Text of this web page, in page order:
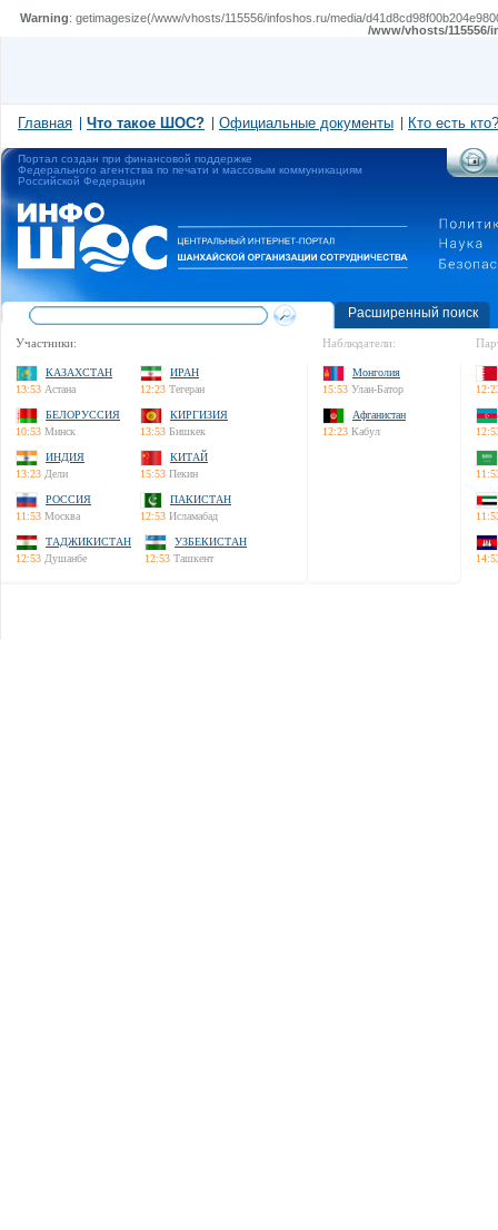
Warning: getimagesize(/www/vhosts/115556/infoshos.ru/media/
/www/vhosts/
Главная Что такое ШОС? Официальные документы Кто есть кто?
Портал создан при финансовой поддержке
Федерального агентства по печати и массовым коммуникациям
Российской Федерации
Расширенный поиск
Участники:
КАЗАХСТАН
13:53 Астана
ИРАН
12:23 Тегеран
БЕЛОРУССИЯ
10:53 Минск
КИРГИЗИЯ
13:53 Бишкек
ИНДИЯ
13:23 Дели
КИТАЙ
15:53 Пекин
РОССИЯ
11:53 Москва
ПАКИСТАН
12:53 Исламабад
ТАДЖИКИСТАН
12:53 Душанбе
УЗБЕКИСТАН
12:53 Ташкент
Наблюдатели:
Монголия
15:53 Улан-Батор
Афганистан
12:23 Кабул